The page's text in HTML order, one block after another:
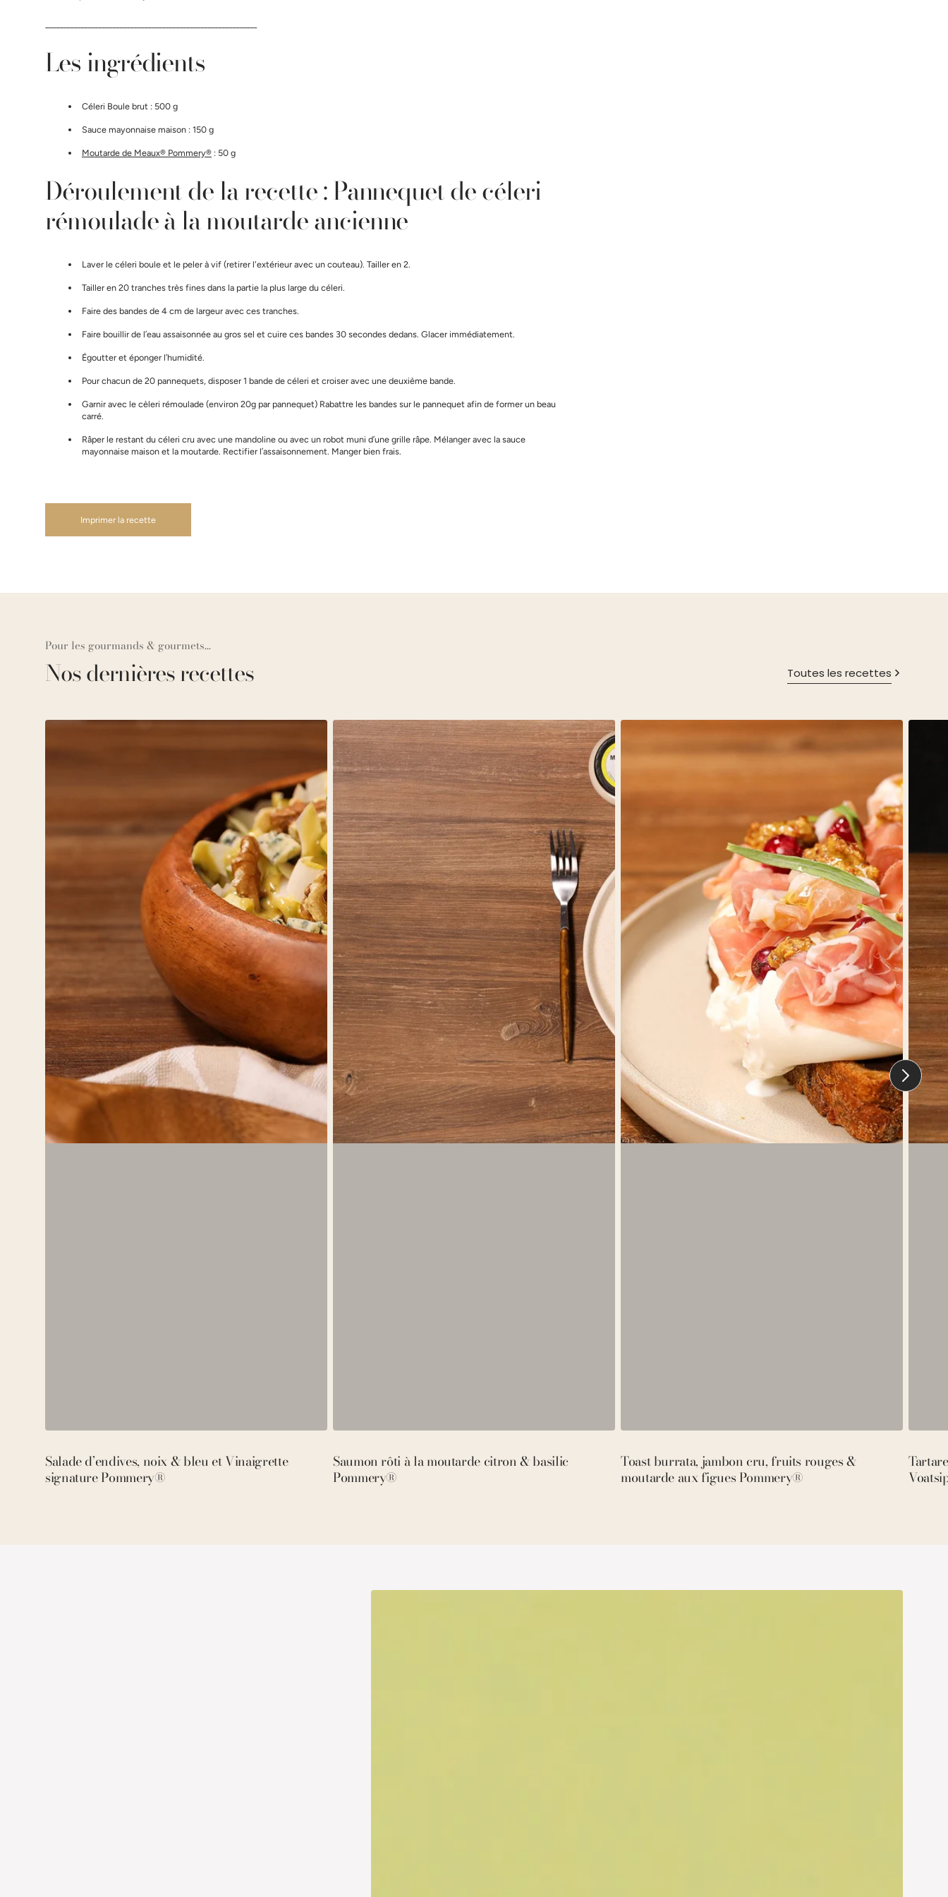
Les ingrédients
Céleri Boule brut : 500 g
Sauce mayonnaise maison : 150 g
Moutarde de Meaux® Pommery® : 50 g
Déroulement de la recette : Pannequet de céleri
rémoulade à la moutarde ancienne
Laver le céleri boule et le peler à vif (retirer l'extérieur avec un couteau). Tailler en 2.
Tailler en 20 tranches très fines dans la partie la plus large du céleri.
Faire des bandes de 4 cm de largeur avec ces tranches.
Faire bouillir de l’eau assaisonnée au gros sel et cuire ces bandes 30 secondes dedans. Glacer immédiatement.
Égoutter et éponger l’humidité.
Pour chacun de 20 pannequets, disposer 1 bande de céleri et croiser avec une deuxième bande.
Garnir avec le cèleri rémoulade (environ 20g par pannequet) Rabattre les bandes sur le pannequet afin de former un beau
carré.
Râper le restant du céleri cru avec une mandoline ou avec un robot muni d’une grille râpe. Mélanger avec la sauce
mayonnaise maison et la moutarde. Rectifier l’assaisonnement. Manger bien frais.
Imprimer la recette
Pour les gourmands & gourmets...
Nos dernières recettes Toutes les recettes
Salade d’endives, noix & bleu et Vinaigrette
signature Pommery®
Saumon rôti à la moutarde citron & basilic
Pommery®
Toast burrata, jambon cru, fruits rouges &
moutarde aux figues Pommery®